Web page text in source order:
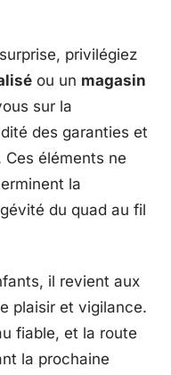
privilégiez
ou un magasin
sur la
des garanties et
éléments ne
la
du quad au fil
il revient aux
plaisir et vigilance.
fiable, et la route
la prochaine